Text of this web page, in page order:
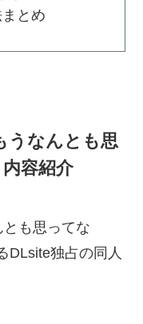
とめ
うなんとも思
容紹介
とも思ってな
DLsite独占の同人